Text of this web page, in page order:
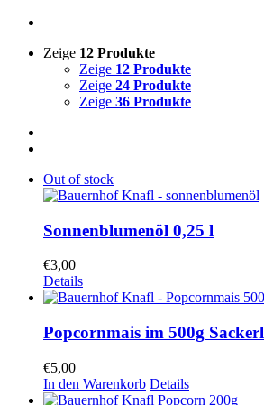
Zeige 12 Produkte
Zeige 12 Produkte
Zeige 24 Produkte
Zeige 36 Produkte
Out of stock
Sonnenblumenöl 0,25 l
€3,00
Details
Popcornmais im 500g Sackerl
€5,00
In den Warenkorb Details